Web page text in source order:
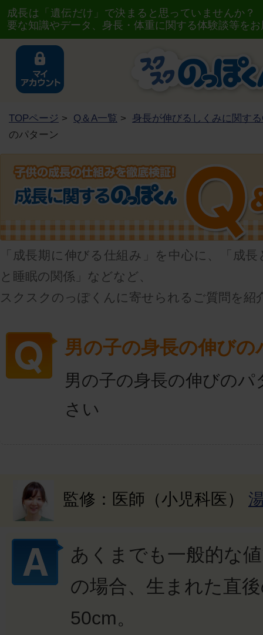
成長は「遺伝だけ」で決まると思っていませんか
要な知識やデータ、身長・体重に関する体験談等を
TOPページ > Q＆A一覧 > 身長が伸びるしくみに関す
のパターン
「成長期に伸びる仕組み」を中心に、「成
と睡眠の関係」などなど、
スクスクのっぽくんに寄せられるご質問を紹
男の子の身長の伸びの
男の子の身長の伸びのパ
さい
監修：医師（小児科医）
あくまでも一般的な
の場合、生まれた直
50cm。